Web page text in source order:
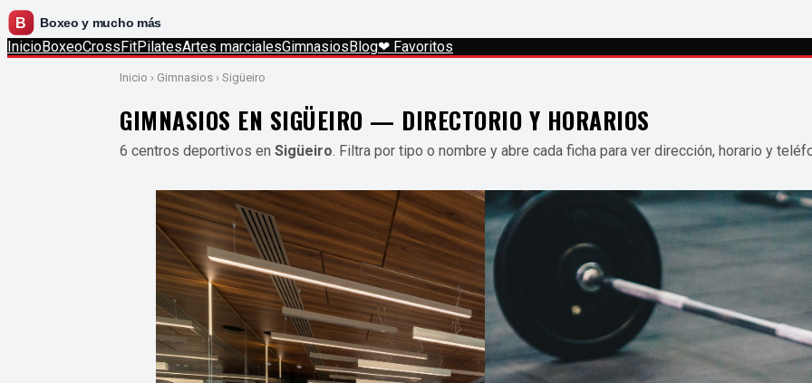
InicioBoxeoCrossFitPilatesArtes marcialesGimnasiosBlog❤ Favoritos
Inicio › Gimnasios › Sigüeiro
GIMNASIOS EN SIGÜEIRO — DIRECTORIO Y HORARIOS
6 centros deportivos en Sigüeiro. Filtra por tipo o nombre y abre cada ficha para ver dirección, horario y